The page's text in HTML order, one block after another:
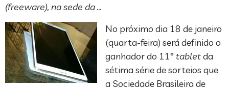
(freeware), na sede da …
No próximo dia 18 de janeiro
(quarta-feira) será definido o
ganhador do 11° tabletda
sétima série de sorteios que
a Sociedade Brasileira de